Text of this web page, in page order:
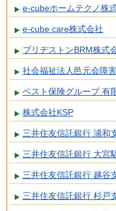
e-cubeホームテクノ株
e-cube care株式会社
ブリヂストンBRM株式
社会福祉法人邑元会障
ベスト保険グループ 有
株式会社KSP
三井住友信託銀行 浦和
三井住友信託銀行 大宮
三井住友信託銀行 越谷
三井住友信託銀行 杉戸